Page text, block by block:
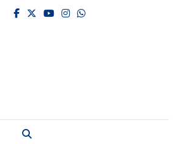
facebook
twitter
youtube
instagram
whatsapp